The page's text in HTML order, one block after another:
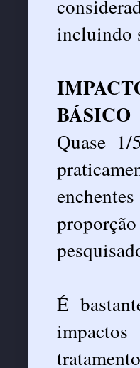
incluindo
BÁSICO
Quase
É